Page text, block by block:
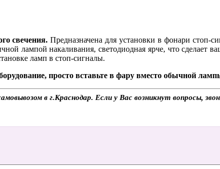
свечения.Предназначена для установки в фонари стоп-
лампой накаливания, светодиодная ярче, что сделает
ламп в стоп-сигналы.
просто вставьте в фару вместо обычной
в г.Краснодар. Если у Вас возникнут вопросы,